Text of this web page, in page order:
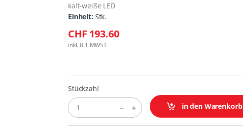
kalt-weiße LED
Einheit: Stk.
CHF 193.60
inkl. 8.1 MWST
Stückzahl
in den Warenkorb